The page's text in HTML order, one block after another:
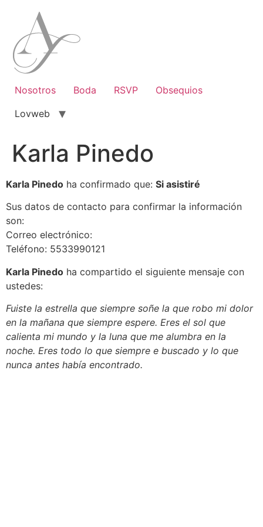
contenido
Nosotros Boda RSVP
Obsequios
Lovweb
Karla Pinedo
Karla Pinedo ha confirmado que: Si asistiré
Sus datos de contacto para confirmar la información
son:
Correo electrónico:
Teléfono: 5533990121
Karla Pinedo ha compartido el siguiente mensaje con
ustedes:
Fuiste la estrella que siempre soñe la que robo mi dolor
en la mañana que siempre espere. Eres el sol que
calienta mi mundo y la luna que me alumbra en la
noche. Eres todo lo que siempre e buscado y lo que
nunca antes había encontrado.